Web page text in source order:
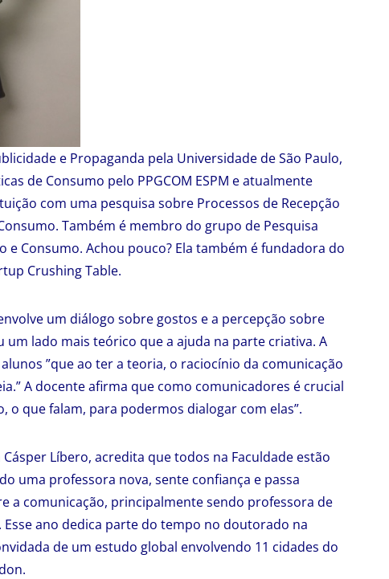
e Propaganda pela Universidade de São Paulo,
de Consumo pelo PPGCOM ESPM e atualmente
com uma pesquisa sobre Processos de Recepção
Também é membro do grupo de Pesquisa
e Consumo. Achou pouco? Ela também é fundadora do
Crushing Table.
um diálogo sobre gostos e a percepção sobre
um lado mais teórico que a ajuda na parte criativa. A
”que ao ter a teoria, o raciocínio da comunicação
A docente afirma que como comunicadores é crucial
o que falam, para podermos dialogar com elas”.
Líbero, acredita que todos na Faculdade estão
uma professora nova, sente confiança e passa
a comunicação, principalmente sendo professora de
ano dedica parte do tempo no doutorado na
de um estudo global envolvendo 11 cidades do